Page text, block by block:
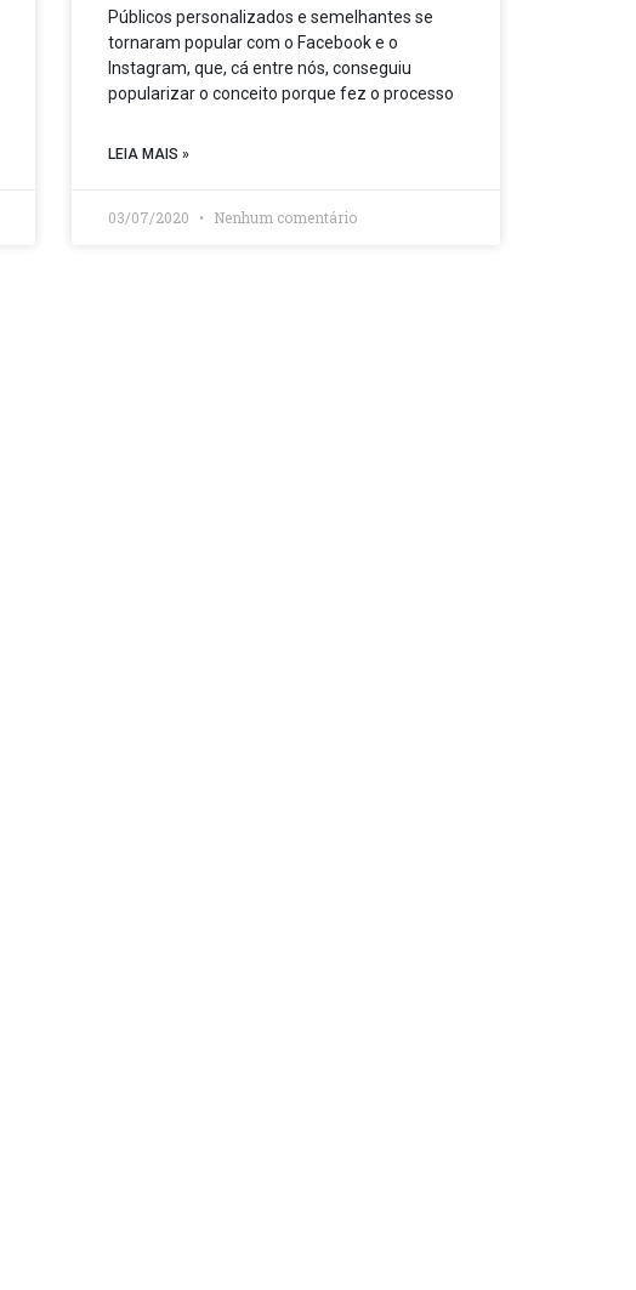
Públicos personalizados e semelhantes se
tornaram popular com o Facebook e o
Instagram, que, cá entre nós, conseguiu
popularizar o conceito porque fez o processo
LEIA MAIS »
03/07/2020 Nenhum comentário